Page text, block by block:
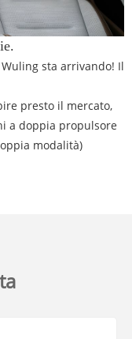
sta arrivando! Il
presto il mercato,
a doppia propulsore
modalità)